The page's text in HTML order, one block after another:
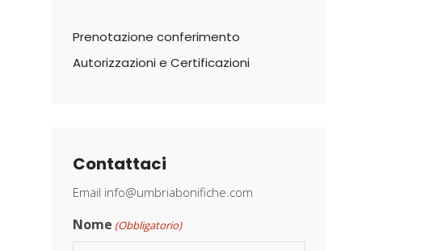
Prenotazione conferimento
Autorizzazioni e Certificazioni
Contattaci
Email info@umbriabonifiche.com
Nome (Obbligatorio)